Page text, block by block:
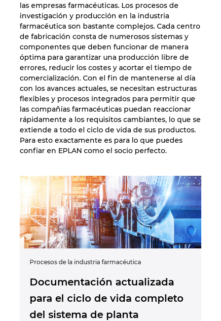
las empresas farmacéuticas. Los procesos de
investigación y producción en la industria
farmacéutica son bastante complejos. Cada centro
de fabricación consta de numerosos sistemas y
componentes que deben funcionar de manera
óptima para garantizar una producción libre de
errores, reducir los costes y acortar el tiempo de
comercialización. Con el fin de mantenerse al día
con los avances actuales, se necesitan estructuras
flexibles y procesos integrados para permitir que
las compañías farmacéuticas puedan reaccionar
rápidamente a los requisitos cambiantes, lo que se
extiende a todo el ciclo de vida de sus productos.
Para esto exactamente es para lo que puedes
confiar en EPLAN como el socio perfecto.
Procesos de la industria farmacéutica
Documentación actualizada
para el ciclo de vida completo
del sistema de planta